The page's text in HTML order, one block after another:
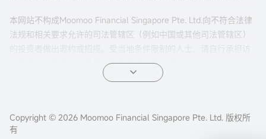
本网站不构成Moomoo Financial Singapore Pte. Ltd.向不符合法律
法规和相关要求允许的司法管辖区（例如中国或其他司法管辖区）
问本网站的风险，并且您有责任遵守当地法律。
公司地址：新加坡滨海湾金融中心二座#31-01 moomoo证
Copyright © 2026 Moomoo Financial Singapore Pte. Ltd. 版权所
有